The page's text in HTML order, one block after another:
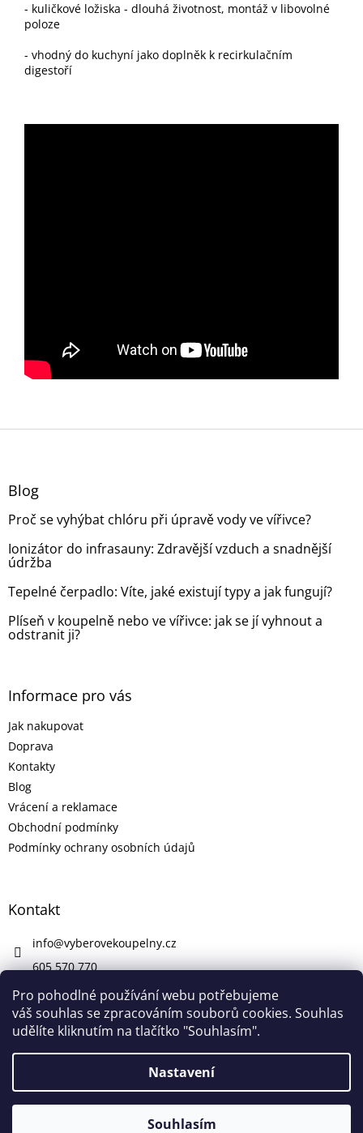
Pro pohodlné používání webu potřebujeme
váš souhlas se zpracováním souborů cookies. Souhlas
udělíte kliknutím na tlačítko "Souhlasím".
Nastavení
Souhlasím
V pátek 7. 8. máme firemní dovolenou. V případě potřeby nám
napište na info@vyberovekoupelny.cz. Všechny požadavky
- kuličkové ložiska - dlouhá životnost, montáž v libovolné
poloze
- vhodný do kuchyní jako doplněk k recirkulačním
digestoří
Z
Blog
Proč se vyhýbat chlóru při úpravě vody ve vířivce?
Ionizátor do infrasauny: Zdravější vzduch a snadnější
údržba
Tepelné čerpadlo: Víte, jaké existují typy a jak fungují?
Plíseň v koupelně nebo ve vířivce: jak se jí vyhnout a
odstranit ji?
Informace pro vás
Jak nakupovat
Doprava
Kontakty
Blog
Vrácení a reklamace
Obchodní podmínky
Podmínky ochrany osobních údajů
Kontakt
info@vyberovekoupelny.cz
605 570 770
https://www.facebook.com/vyberovekoupelny/
Copyright 2026Výběrové Koupelny. Všechna práva
vyhrazena.